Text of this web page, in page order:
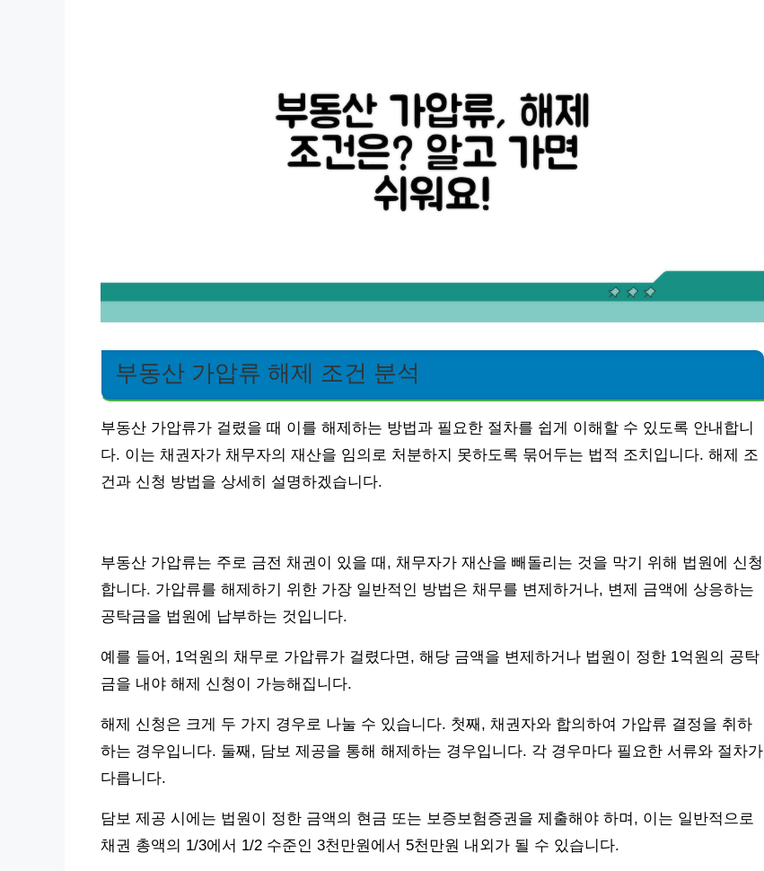
부동산 가압류 해제 조건 분석
부동산 가압류가 걸렸을 때 이를 해제하는 방법과 필요한 절차를 쉽게 이해할 수 있도록 안내합니
다. 이는 채권자가 채무자의 재산을 임의로 처분하지 못하도록 묶어두는 법적 조치입니다. 해제 조
건과 신청 방법을 상세히 설명하겠습니다.
부동산 가압류는 주로 금전 채권이 있을 때, 채무자가 재산을 빼돌리는 것을 막기 위해 법원에 신청
합니다. 가압류를 해제하기 위한 가장 일반적인 방법은 채무를 변제하거나, 변제 금액에 상응하는
공탁금을 법원에 납부하는 것입니다.
예를 들어, 1억원의 채무로 가압류가 걸렸다면, 해당 금액을 변제하거나 법원이 정한 1억원의 공탁
금을 내야 해제 신청이 가능해집니다.
해제 신청은 크게 두 가지 경우로 나눌 수 있습니다. 첫째, 채권자와 합의하여 가압류 결정을 취하
하는 경우입니다. 둘째, 담보 제공을 통해 해제하는 경우입니다. 각 경우마다 필요한 서류와 절차가
다릅니다.
담보 제공 시에는 법원이 정한 금액의 현금 또는 보증보험증권을 제출해야 하며, 이는 일반적으로
채권 총액의 1/3에서 1/2 수준인 3천만원에서 5천만원 내외가 될 수 있습니다.